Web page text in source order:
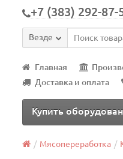
+7 (383) 292-87-
Везде
Главная
Доставка и оплата
Купить
Мясопереработка